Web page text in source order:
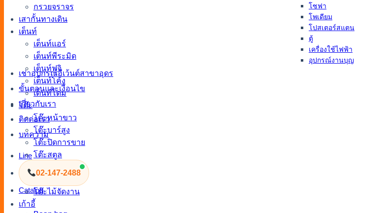
โซฟา
โพเดียม
โปสเตอร์สแตน
ตู้
เครื่องใช้ไฟฟ้า
อุปกรณ์งานบุญ
เช่าอุปกรณ์อีเว้นต์สาขาอุดร
ขั้นตอนและเงื่อนไข
เกี่ยวกับเรา
ติดต่อเรา
บทความ
Line
02-147-2488
Catalog
กรวยจราจร
เสากั้นทางเดิน
เต็นท์
เต็นท์แอร์
เต็นท์พีระมิด
เต็นท์ฟูจิ
เต็นท์โค้ง
เต็นท์โดม
โต๊ะ
โต๊ะหน้าขาว
โต๊ะบาร์สูง
โต๊ะปิดการขาย
โต๊ะสตูล
โต๊ะกลางโซฟา
โต๊ะสนาม
โต๊ะไม้จัดงาน
เก้าอี้